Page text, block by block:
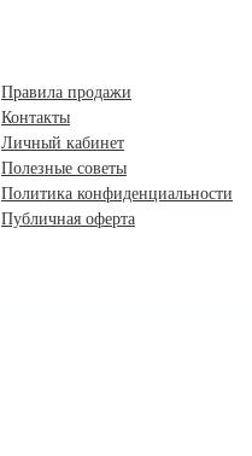
Правила продажи
Контакты
Личный кабинет
Полезные советы
Политика конфиденциальности
Публичная оферта